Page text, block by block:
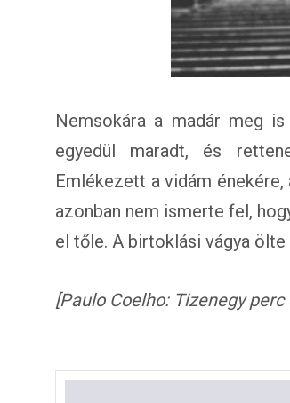
Nemsokára a madár meg
egyedül maradt, és
Emlékezett a vidám
azonban nem ismerte fel,
el tőle. A birtoklási vágya
[Paulo Coelho: Tizenegy